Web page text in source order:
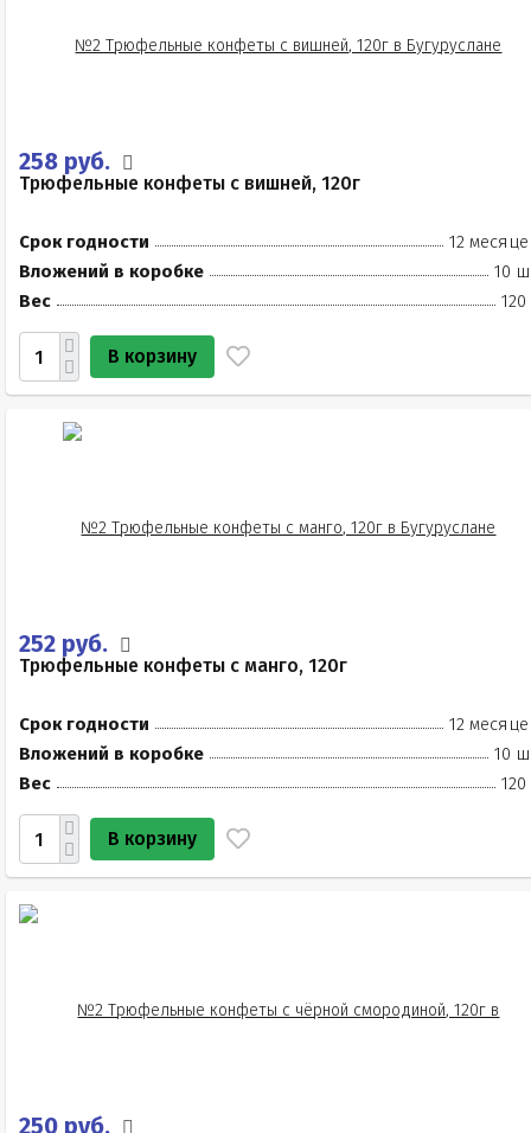
258 руб.
Трюфельные конфеты с вишней, 120г
Срок годности
12
Вложений в коробке
10
Вес
120
В корзину
252 руб.
Трюфельные конфеты с манго, 120г
Срок годности
12
Вложений в коробке
10
Вес
120
В корзину
250 руб.